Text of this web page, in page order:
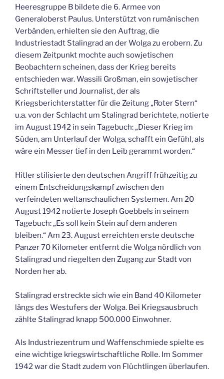
Heeresgruppe B bildete die 6. Armee von
Generaloberst Paulus. Unterstützt von rumänischen
Verbänden, erhielten sie den Auftrag, die
Industriestadt Stalingrad an der Wolga zu erobern. Zu
diesem Zeitpunkt mochte auch sowjetischen
Beobachtern scheinen, dass der Krieg bereits
entschieden war. Wassili Großman, ein sowjetischer
Schriftsteller und Journalist, der als
Kriegsberichterstatter für die Zeitung „Roter Stern“
u.a. von der Schlacht um Stalingrad berichtete, notierte
im August 1942 in sein Tagebuch: „Dieser Krieg im
Süden, am Unterlauf der Wolga, schafft ein Gefühl, als
wäre ein Messer tief in den Leib gerammt worden.“
Hitler stilisierte den deutschen Angriff frühzeitig zu
einem Entscheidungskampf zwischen den
verfeindeten weltanschaulichen Systemen. Am 20
August 1942 notierte Joseph Goebbels in seinem
Tagebuch: „Es soll kein Stein auf dem anderen
bleiben.“ Am 23. August erreichten erste deutsche
Panzer 70 Kilometer entfernt die Wolga nördlich von
Stalingrad und riegelten den Zugang zur Stadt von
Norden her ab.
Stalingrad erstreckte sich wie ein Band 40 Kilometer
längs des Westufers der Wolga. Bei Kriegsausbruch
zählte Stalingrad knapp 500.000 Einwohner.
Als Industriezentrum und Waffenschmiede spielte es
eine wichtige kriegswirtschaftliche Rolle. Im Sommer
1942 war die Stadt zudem von Flüchtlingen überlaufen.